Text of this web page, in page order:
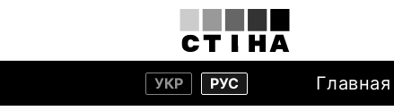
УКР РУС Главная